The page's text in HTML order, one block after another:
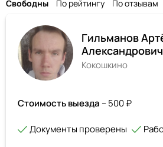
Свободны По рейтингу По отзывам
Гильманов
Александрович
Кокошкино
Стоимость выезда – 500 ₽
Документы проверены